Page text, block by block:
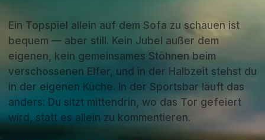
Ein Topspiel allein auf dem Sofa zu schauen ist
bequem — aber still. Kein Jubel außer dem
eigenen, kein gemeinsames Stöhnen beim
verschossenen Elfer, und in der Halbzeit stehst du
in der eigenen Küche. In der Sportsbar läuft das
anders: Du sitzt mittendrin, wo das Tor gefeiert
wird, statt es allein zu kommentieren.